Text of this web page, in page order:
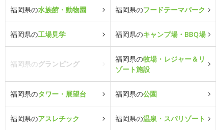
福岡県の水族館・動物園 福岡県のフードテーマパーク
福岡県の工場見学 福岡県のキャンプ場・BBQ場
福岡県のグランピング
福岡県の牧場・レジャー＆リ
ゾート施設
福岡県のタワー・展望台 福岡県の公園
福岡県のアスレチック 福岡県の温泉・スパリゾート